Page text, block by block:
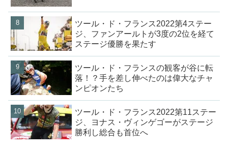
ツール・ド・フランス2022第4ステー
ジ、ファンアールトが3度の2位を経て
ステージ優勝を果たす
ツール・ド・フランスの観客が谷に転
落！？手を差し伸べたのは偉大なチャ
ンピオンたち
ツール・ド・フランス2022第11ステー
ジ、ヨナス・ヴィンゲゴーがステージ
勝利し総合も首位へ